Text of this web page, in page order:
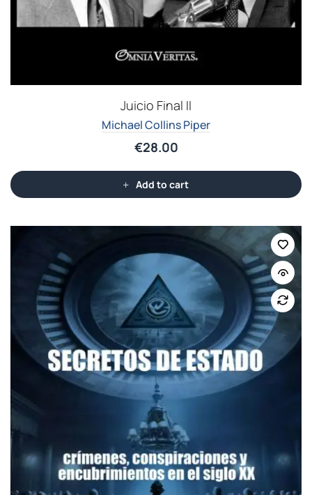
Juicio Final II
Michael Collins Piper
€28.00
Add to cart